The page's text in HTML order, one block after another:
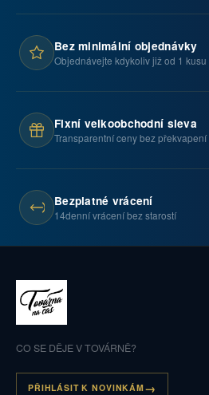
Bez minimální objednávky
Objednávejte kdykoliv již od 1 kusu
Fixní velkoobchodní sleva
Transparentní ceny bez překvapení
Bezplatné vrácení
14denní vrácení bez starostí
CO SE DĚJE V TOVÁRNĚ?
PŘIHLÁSIT K NOVINKÁM